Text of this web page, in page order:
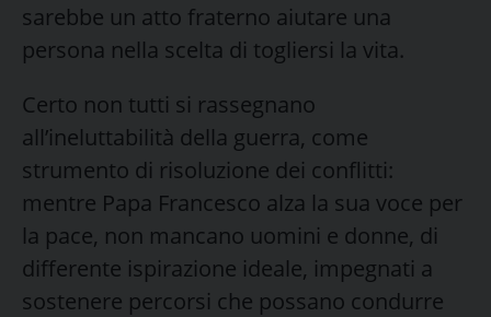
sarebbe un atto fraterno aiutare una
persona nella scelta di togliersi la vita.
Certo non tutti si rassegnano
all’ineluttabilità della guerra, come
strumento di risoluzione dei conflitti:
mentre Papa Francesco alza la sua voce per
la pace, non mancano uomini e donne, di
differente ispirazione ideale, impegnati a
sostenere percorsi che possano condurre